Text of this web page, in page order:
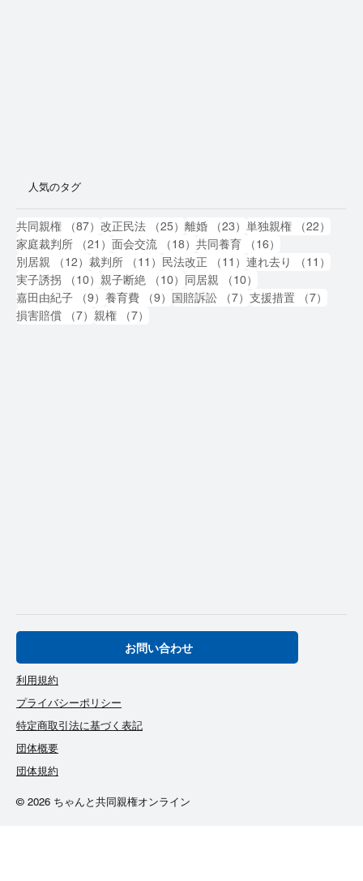
人気のタグ
共同親権 （87） 87件の記事
改正民法 （25） 25件の記事
離婚 （23） 23件の記事
単独親権 （22）
家庭裁判所
（21） 21件の記事
面会交流 （18） 18件の記事
共同養育 （16）
別居親
（12） 12件の記事
裁判所 （11） 11件の記事
民法改正 （11） 11件の記事
連れ去り （11）
実子誘拐
（10） 10件の記事
親子断絶 （10） 10件の記事
同居親 （10）
嘉田由紀子
（9） 9件の記事
養育費 （9） 9件の記事
国賠訴訟 （7） 7件の記事
支援措置 （7）
損害賠償
（7） 7件の記事
親権 （7）
お問い合わせ
利用規約
プライバシーポリシー
特定商取引法に基づく表記
団体概要
団体規約
© 2026 ちゃんと共同親権オンライン